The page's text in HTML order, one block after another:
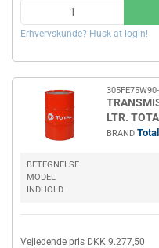
Erhvervskunde? Husk at login!
LTR.
BRAND
BETEGNELSE
MODEL
INDHOLD
Vejledende pris DKK 9.277,50